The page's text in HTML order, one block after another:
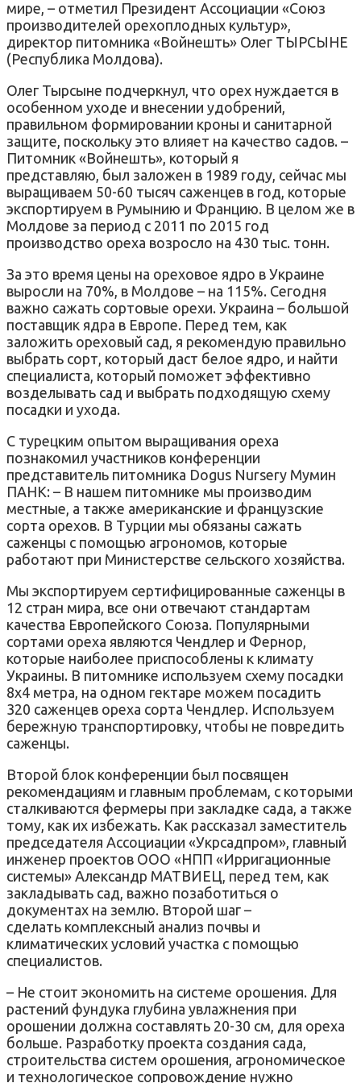
мире, – отметил Президент Ассоциации «Союз
производителей орехоплодных культур»,
директор питомника «Войнешть» Олег ТЫРСЫНЕ
(Республика Молдова).
Олег Тырсыне подчеркнул, что орех нуждается в
особенном уходе и внесении удобрений,
правильном формировании кроны и санитарной
защите, поскольку это влияет на качество садов. –
Питомник «Войнешть», который я
представляю, был заложен в 1989 году, сейчас мы
выращиваем 50-60 тысяч саженцев в год, которые
экспортируем в Румынию и Францию. В целом же в
Молдове за период с 2011 по 2015 год
производство ореха возросло на 430 тыс. тонн.
За это время цены на ореховое ядро в Украине
выросли на 70%, в Молдове – на 115%. Сегодня
важно сажать сортовые орехи. Украина – большой
поставщик ядра в Европе. Перед тем, как
заложить ореховый сад, я рекомендую правильно
выбрать сорт, который даст белое ядро, и найти
специалиста, который поможет эффективно
возделывать сад и выбрать подходящую схему
посадки и ухода.
С турецким опытом выращивания ореха
познакомил участников конференции
представитель питомника Dogus Nursery Мумин
ПАНК: – В нашем питомнике мы производим
местные, а также американские и французские
сорта орехов. В Турции мы обязаны сажать
саженцы с помощью агрономов, которые
работают при Министерстве сельского хозяйства.
Мы экспортируем сертифицированные саженцы в
12 стран мира, все они отвечают стандартам
качества Европейского Союза. Популярными
сортами ореха являются Чендлер и Фернор,
которые наиболее приспособлены к климату
Украины. В питомнике используем схему посадки
8х4 метра, на одном гектаре можем посадить
320 саженцев ореха сорта Чендлер. Используем
бережную транспортировку, чтобы не повредить
саженцы.
Второй блок конференции был посвящен
рекомендациям и главным проблемам, с которыми
сталкиваются фермеры при закладке сада, а также
тому, как их избежать. Как рассказал заместитель
председателя Ассоциации «Укрсадпром», главный
инженер проектов ООО «НПП «Ирригационные
системы» Александр МАТВИЕЦ, перед тем, как
закладывать сад, важно позаботиться о
документах на землю. Второй шаг –
сделать комплексный анализ почвы и
климатических условий участка с помощью
специалистов.
– Не стоит экономить на системе орошения. Для
растений фундука глубина увлажнения при
орошении должна составлять 20-30 см, для ореха
больше. Разработку проекта создания сада,
строительства систем орошения, агрономическое
и технологическое сопровождение нужно